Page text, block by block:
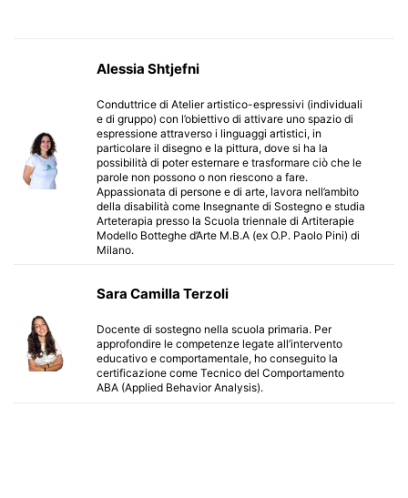
Alessia Shtjefni
Conduttrice di Atelier artistico-espressivi (individuali
e di gruppo) con l’obiettivo di attivare uno spazio di
espressione attraverso i linguaggi artistici, in
particolare il disegno e la pittura, dove si ha la
possibilità di poter esternare e trasformare ciò che le
parole non possono o non riescono a fare.
Appassionata di persone e di arte, lavora nell’ambito
della disabilità come Insegnante di Sostegno e studia
Arteterapia presso la Scuola triennale di Artiterapie
Modello Botteghe d’Arte M.B.A (ex O.P. Paolo Pini) di
Milano.
Sara Camilla Terzoli
Docente di sostegno nella scuola primaria. Per
approfondire le competenze legate all’intervento
educativo e comportamentale, ho conseguito la
certificazione come Tecnico del Comportamento
ABA (Applied Behavior Analysis).